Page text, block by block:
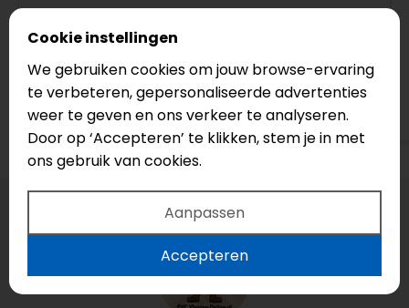
Bekijk op Google
Cookie instellingen
We gebruiken cookies om jouw browse-ervaring
te verbeteren, gepersonaliseerde advertenties
weer te geven en ons verkeer te analyseren.
Door op ‘Accepteren’ te klikken, stem je in met
ons gebruik van cookies.
Aanpassen
Accepteren